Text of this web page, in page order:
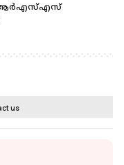
ആര്‍എസ്എസ്
us